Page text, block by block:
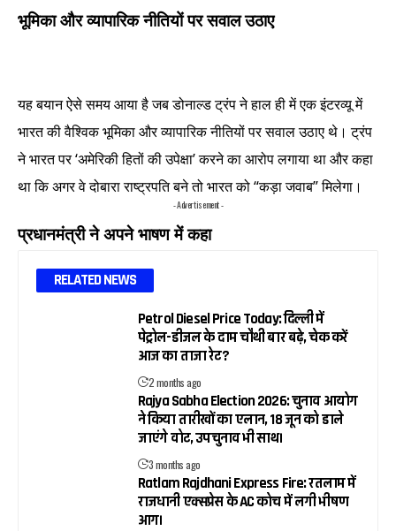
भूमिका और व्यापारिक नीतियों पर सवाल उठाए
यह बयान ऐसे समय आया है जब डोनाल्ड ट्रंप ने हाल ही में एक इंटरव्यू में
भारत की वैश्विक भूमिका और व्यापारिक नीतियों पर सवाल उठाए थे। ट्रंप
ने भारत पर ‘अमेरिकी हितों की उपेक्षा’ करने का आरोप लगाया था और कहा
था कि अगर वे दोबारा राष्ट्रपति बने तो भारत को “कड़ा जवाब” मिलेगा।
- Advertisement -
प्रधानमंत्री ने अपने भाषण में कहा
RELATED NEWS
Petrol Diesel Price Today: दिल्ली में
पेट्रोल-डीजल के दाम चौथी बार बढ़े, चेक करें
आज का ताजा रेट?
2 months ago
Rajya Sabha Election 2026: चुनाव आयोग
ने किया तारीखों का एलान, 18 जून को डाले
जाएंगे वोट, उपचुनाव भी साथ।
3 months ago
Ratlam Rajdhani Express Fire: रतलाम में
राजधानी एक्सप्रेस के AC कोच में लगी भीषण
आग।